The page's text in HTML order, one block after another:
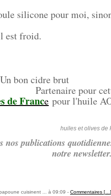
silicone pour moi,
est froid.
Un bon cidre brut
Partenaire pour
de France pour l'huile
huiles et olives de
nos publications
notre
cuisinent ... à 09:09 - Commentaires [ ]